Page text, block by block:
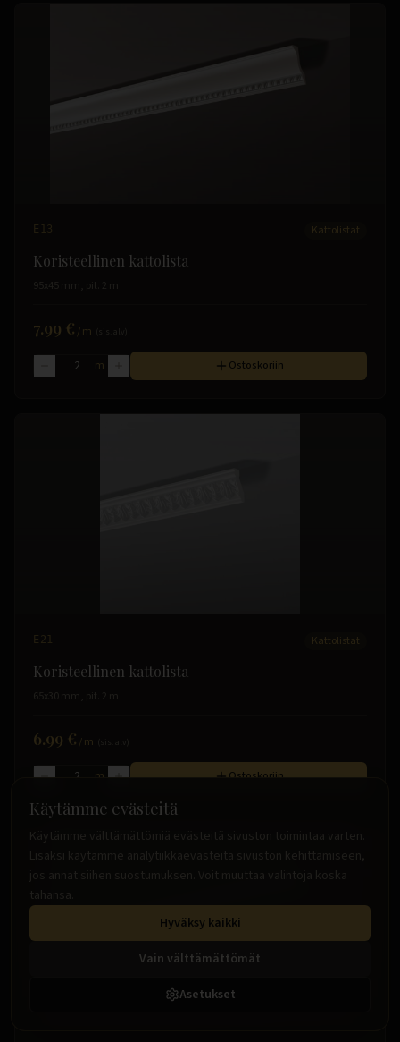
E13 Kattolistat
Koristeellinen kattolista
95x45 mm, pit. 2 m
7.99 € /m
m Ostoskoriin
E21 Kattolistat
Koristeellinen kattolista
65x30 mm, pit. 2 m
6.99 € /m
m Ostoskoriin
Käytämme evästeitä
Käytämme välttämättömiä evästeitä sivuston toimintaa varten.
Lisäksi käytämme analytiikkaevästeitä sivuston kehittämiseen,
jos annat siihen suostumuksen. Voit muuttaa valintoja koska
tahansa.
Hyväksy kaikki
Vain välttämättömät
Asetukset